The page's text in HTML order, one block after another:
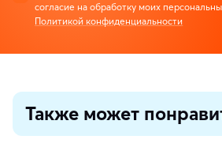
согласие на обработку моих
Политикой конфиденциальности
Также может